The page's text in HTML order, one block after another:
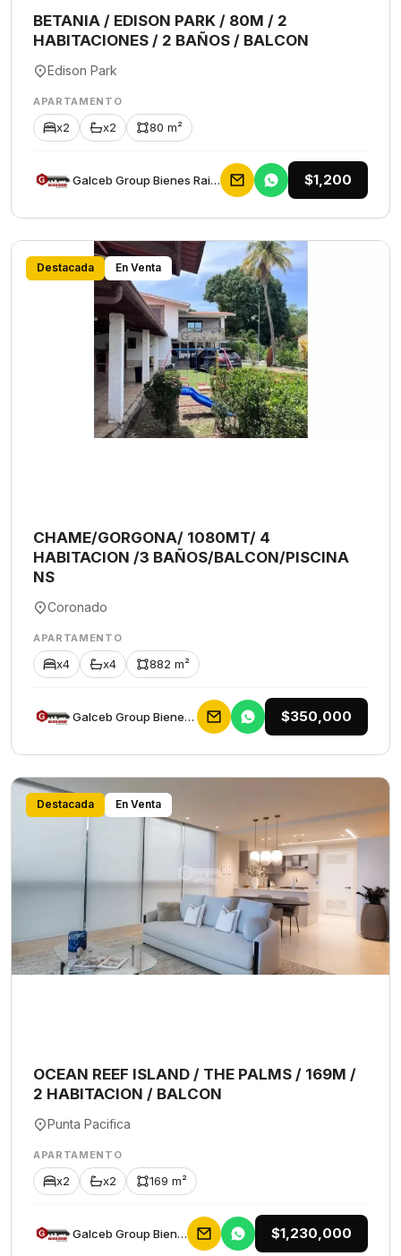
BETANIA / EDISON PARK / 80M / 2
HABITACIONES / 2 BAÑOS / BALCON
Edison Park
APARTAMENTO
x2 x2 80 m²
Galceb Group Bienes Raices $1,200
Destacada En Venta
CHAME/GORGONA/ 1080MT/ 4
HABITACION /3 BAÑOS/BALCON/PISCINA
NS
Coronado
APARTAMENTO
x4 x4 882 m²
Galceb Group Bienes Raices $350,000
Destacada En Venta
OCEAN REEF ISLAND / THE PALMS / 169M /
2 HABITACION / BALCON
Punta Pacifica
APARTAMENTO
x2 x2 169 m²
Galceb Group Bienes Raices $1,230,000